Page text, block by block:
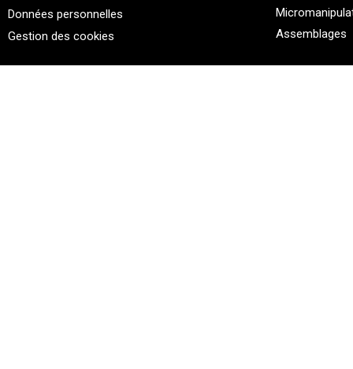
Assemblages
Données personnelles
Gestion des cookies